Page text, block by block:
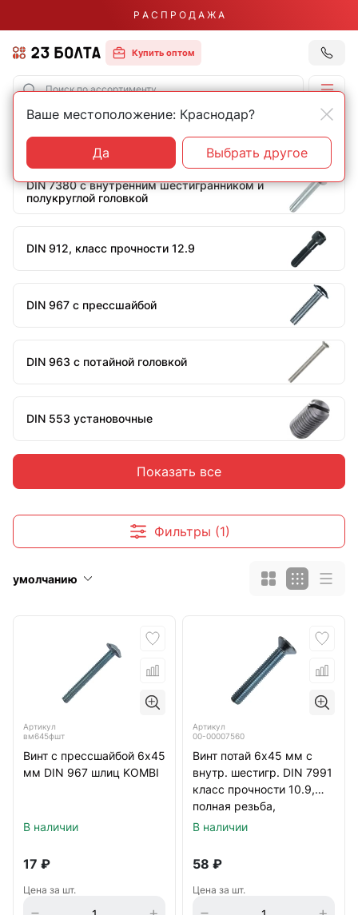
Р А С П Р О Д А Ж А
Купить оптом
Главная Строительный крепеж Винты
Винты длиной 45 мм
DIN 7380 с внутренним шестигранником и
полукруглой головкой
DIN 912, класс прочности 12.9
DIN 967 с прессшайбой
DIN 963 с потайной головкой
DIN 553 установочные
DIN 551 установочные
Винты установочные с внутренним
DIN 7985 c полукруглой головкой
DIN 965 с потайной головкой
Кольцо, полукольцо, костыль
DIN 912 класс прочности 8.8
Резьбовыдавливающие DIN 7500
Прочие
Показать все
Фильтры (1)
умолчанию
Артикул
вм645фшт
Винт с прессшайбой 6х45
мм DIN 967 шлиц KOMBI
В наличии
17 ₽
Цена за шт.
Артикул
00-00007560
Винт потай 6х45 мм с
внутр. шестигр. DIN 7991
класс прочности 10.9,
полная резьба,
оцинкованный
В наличии
58 ₽
Цена за шт.
Ваше местоположение: Краснодар?
Да Выбрать другое